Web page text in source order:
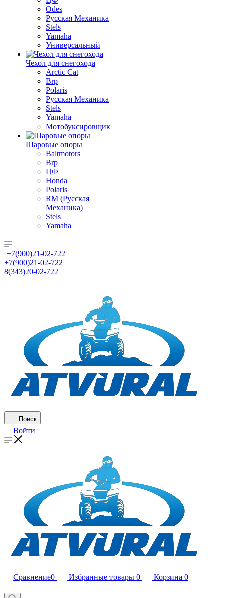
Odes
Русская Механика
Stels
Yamaha
Универсальный
Чехол для снегохода
Arctic Cat
Brp
Polaris
Русская Механика
Stels
Yamaha
Мотобуксировщик
Шаровые опоры
Baltmotors
Brp
ЦФ
Honda
Polaris
RM (Русская
Механика)
Stels
Yamaha
+7(900)21-02-722
+7(900)21-02-722
8(343)20-02-722
Поиск
Войти
Сравнение0 Избранные товары 0 Корзина 0